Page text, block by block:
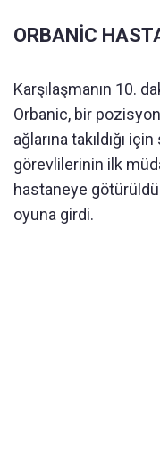
ORBANİC
Karşılaşmanın 10.
Orbanic, bir
ağlarına takıldığı
görevlilerinin ilk
hastaneye
oyuna girdi.